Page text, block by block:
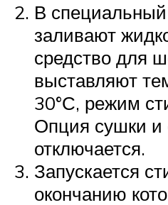
В специальный
заливают
средство для
выставляют
30°С, режим
Опция сушки и
отключается.
Запускается
окончанию